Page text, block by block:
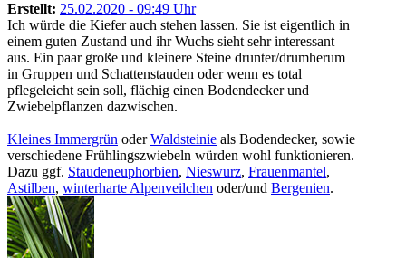
Erstellt: 25.02.2020 - 09:49 Uhr
Ich würde die Kiefer auch stehen lassen. Sie ist eigentlich in
einem guten Zustand und ihr Wuchs sieht sehr interessant
aus. Ein paar große und kleinere Steine drunter/drumherum
in Gruppen und Schattenstauden oder wenn es total
pflegeleicht sein soll, flächig einen Bodendecker und
Zwiebelpflanzen dazwischen.
Kleines Immergrün oderWaldsteinie als Bodendecker, sowie
verschiedene Frühlingszwiebeln würden wohl funktionieren.
Dazu ggf. Staudeneuphorbien, Nieswurz, Frauenmantel,
Astilben, winterharte Alpenveilchen oder/und Bergenien.